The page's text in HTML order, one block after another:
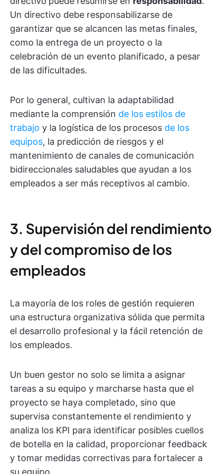
Un directivo debe responsabilizarse de
garantizar que se alcancen las metas finales,
como la entrega de un proyecto o la
celebración de un evento planificado, a pesar
de las dificultades.
Por lo general, cultivan la adaptabilidad
mediante la comprensión de los estilos de
trabajo y la logística de los procesos de los
equipos, la predicción de riesgos y el
mantenimiento de canales de comunicación
bidireccionales saludables que ayudan a los
empleados a ser más receptivos al cambio.
3. Supervisión del rendimiento
y del compromiso de los
empleados
La mayoría de los roles de gestión requieren
una estructura organizativa sólida que permita
el desarrollo profesional y la fácil retención de
los empleados.
Un buen gestor no solo se limita a asignar
tareas a su equipo y marcharse hasta que el
proyecto se haya completado, sino que
supervisa constantemente el rendimiento y
analiza los KPI para identificar posibles cuellos
de botella en la calidad, proporcionar feedback
y tomar medidas correctivas para fortalecer a
su equipo.